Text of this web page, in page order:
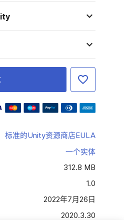
标准的Unity资源商店EULA
一个实体
312.8 MB
1.0
2022年7月26日
2020.3.30